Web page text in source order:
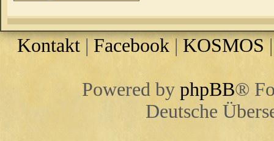
Kontakt | Facebook |KOSMOS
Powered by phpBB®
Deutsche